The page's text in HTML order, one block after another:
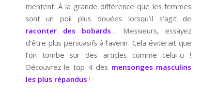
mentent. À la grande différence que les femmes
sont un poil plus douées lorsqu’il s’agit de
raconter des bobards… Messieurs, essayez
d’être plus persuasifs à l’avenir. Cela éviterait que
l’on tombe sur des articles comme celui-ci !
Découvrez le top 4 des mensonges masculins
les plus répandus !